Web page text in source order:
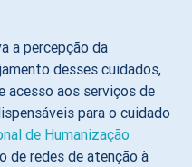
a percepção da
desses cuidados,
acesso aos serviços de
para o cuidado
de Humanização
de redes de atenção à